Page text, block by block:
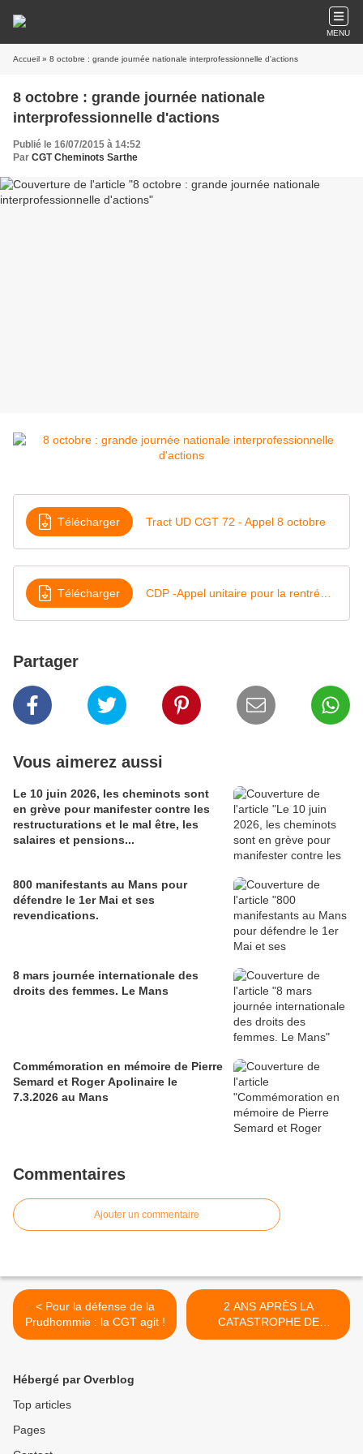
MENU
Accueil » 8 octobre : grande journée nationale interprofessionnelle d'actions
8 octobre : grande journée nationale
interprofessionnelle d'actions
Publié le 16/07/2015 à 14:52
Par CGT Cheminots Sarthe
Télécharger Tract UD CGT 72 - Appel 8 octobre
Télécharger
Partager
Vous aimerez aussi
Le 10 juin 2026, les cheminots sont
en grève pour manifester contre les
restructurations et le mal être, les
salaires et pensions...
800 manifestants au Mans pour
défendre le 1er Mai et ses
revendications.
8 mars journée internationale des
droits des femmes. Le Mans
Commémoration en mémoire de Pierre
Semard et Roger Apolinaire le
7.3.2026 au Mans
Commentaires
Ajouter un commentaire
< Pour la défense de la
Prudhommie : la CGT agit !
2 ANS APRÈS LA
CATASTROPHE DE
BRÉTIGNY, Y A-T-IL UN
Hébergé par Overblog
Top articles
Pages